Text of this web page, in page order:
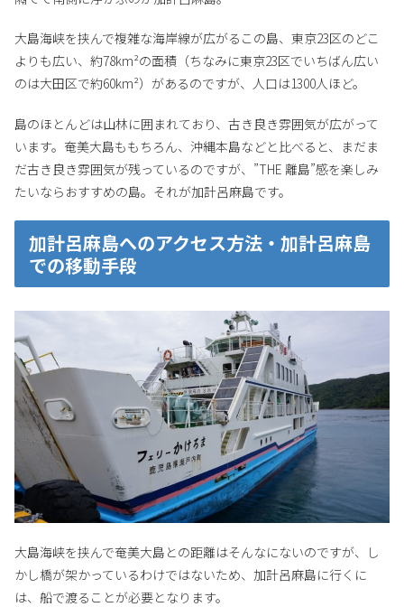
大島海峡を挟んで複雑な海岸線が広がるこの島、東京23区のどこ
よりも広い、約78km²の面積（ちなみに東京23区でいちばん広い
のは大田区で約60km²）があるのですが、人口は1300人ほど。
島のほとんどは山林に囲まれており、古き良き雰囲気が広がって
います。奄美大島ももちろん、沖縄本島などと比べると、まだま
だ古き良き雰囲気が残っているのですが、”THE 離島”感を楽しみ
たいならおすすめの島。それが加計呂麻島です。
加計呂麻島へのアクセス方法・加計呂麻島
での移動手段
大島海峡を挟んで奄美大島との距離はそんなにないのですが、し
かし橋が架かっているわけではないため、加計呂麻島に行くに
は、船で渡ることが必要となります。